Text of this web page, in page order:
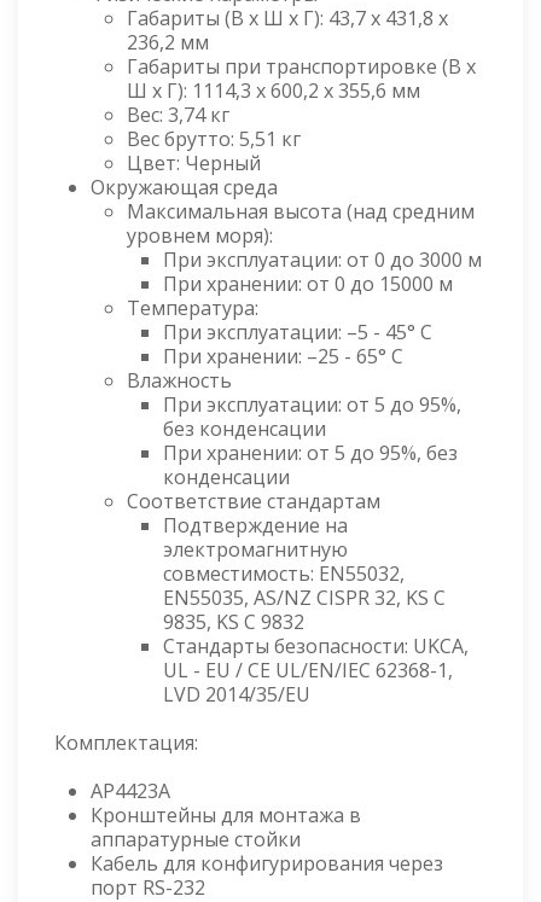
Габариты (В x Ш x Г): 43,7 x 431,8 x
236,2 мм
Габариты при транспортировке (В x
Ш x Г): 1114,3 x 600,2 x 355,6 мм
Вес: 3,74 кг
Вес брутто: 5,51 кг
Цвет: Черный
Окружающая среда
Максимальная высота (над средним
уровнем моря):
При эксплуатации: от 0 до 3000 м
При хранении: от 0 до 15000 м
Температура:
При эксплуатации: –5 - 45° C
При хранении: –25 - 65° C
Влажность
При эксплуатации: от 5 до 95%,
без конденсации
При хранении: от 5 до 95%, без
конденсации
Соответствие стандартам
Подтверждение на
электромагнитную
совместимость: EN55032,
EN55035, AS/NZ CISPR 32, KS C
9835, KS C 9832
Стандарты безопасности: UKCA,
UL - EU / CE UL/EN/IEC 62368-1,
LVD 2014/35/EU
Комплектация:
AP4423A
Кронштейны для монтажа в
аппаратурные стойки
Кабель для конфигурирования через
порт RS-232